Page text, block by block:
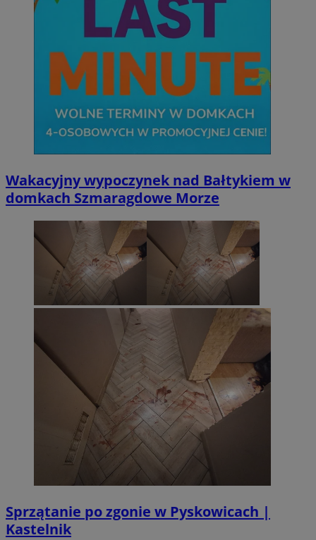
Wakacyjny wypoczynek nad Bałtykiem w
domkach Szmaragdowe Morze
Sprzątanie po zgonie w Pyskowicach |
Kastelnik